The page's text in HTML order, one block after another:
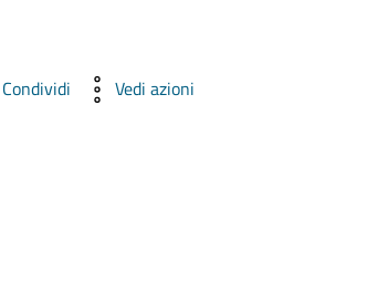
Condividi Vedi azioni